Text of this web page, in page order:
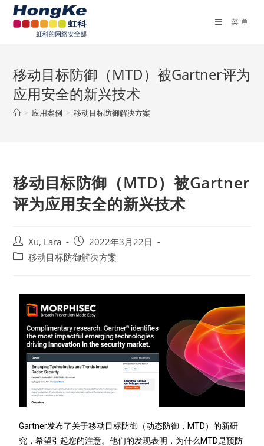
菜单
移动目标防御（MTD）被Gartner评为
应用安全的新兴技术
> 应用案例 > 移动目标防御解决方案
移动目标防御（MTD）被Gartner
评为应用安全的新兴技术
Xu, Lara
2022年3月22日
移动目标防御解决方案
Gartner发布了关于移动目标防御（动态防御，MTD）的新研
究，希望引起您的注意。他们的发现表明，为什么MTD是预防